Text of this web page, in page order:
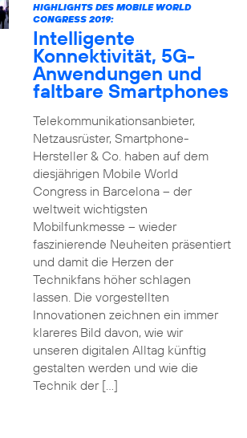
HIGHLIGHTS DES MOBILE WORLD
CONGRESS 2019:
Intelligente
Konnektivität, 5G-
Anwendungen und
faltbare Smartphones
Telekommunikationsanbieter,
Netzausrüster, Smartphone-
Hersteller & Co. haben auf dem
diesjährigen Mobile World
Congress in Barcelona – der
weltweit wichtigsten
Mobilfunkmesse – wieder
faszinierende Neuheiten präsentiert
und damit die Herzen der
Technikfans höher schlagen
lassen. Die vorgestellten
Innovationen zeichnen ein immer
klareres Bild davon, wie wir
unseren digitalen Alltag künftig
gestalten werden und wie die
Technik der […]